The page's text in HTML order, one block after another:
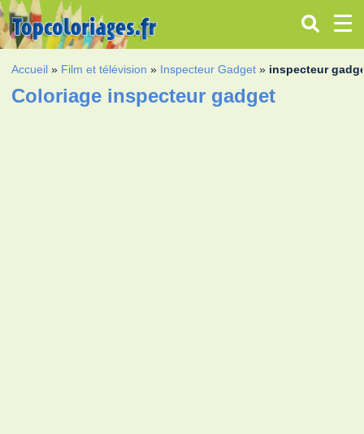
Accueil » Film et télévision » Inspecteur Gadget » inspecteur
Coloriage inspecteur gadget